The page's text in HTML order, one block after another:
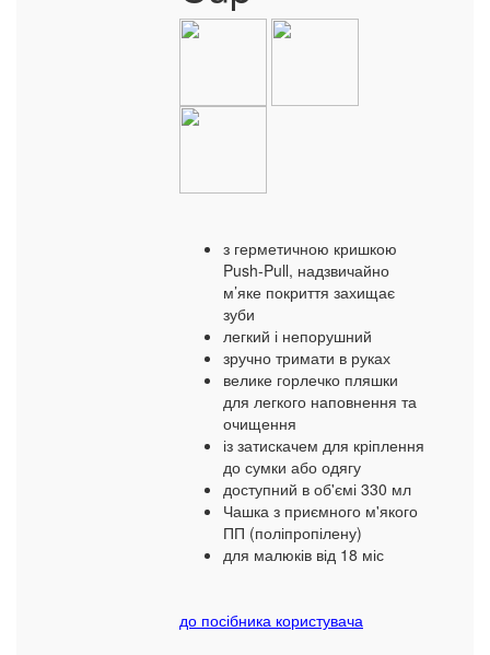
з герметичною кришкою
Push-Pull, надзвичайно
м’яке покриття захищає
зуби
легкий і непорушний
зручно тримати в руках
велике горлечко пляшки
для легкого наповнення та
очищення
із затискачем для кріплення
до сумки або одягу
доступний в об'ємі 330 мл
Чашка з приємного м'якого
ПП (поліпропілену)
для малюків від 18 міс
до посібника користувача